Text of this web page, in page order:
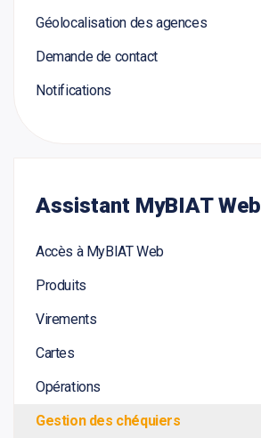
Géolocalisation des agences
Demande de contact
Notifications
Assistant MyBIAT Web
Accès à MyBIAT Web
Produits
Virements
Cartes
Opérations
Gestion des chéquiers